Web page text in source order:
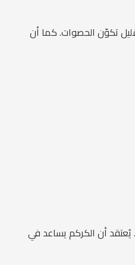
تكوّن الحصوات. كما أن
أن الكركم يساعد في